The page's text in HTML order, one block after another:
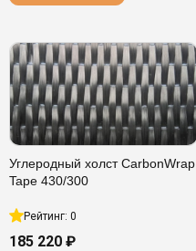
Углеродный холст CarbonWrap
Tape 430/300
Рейтинг: 0
185 220 ₽